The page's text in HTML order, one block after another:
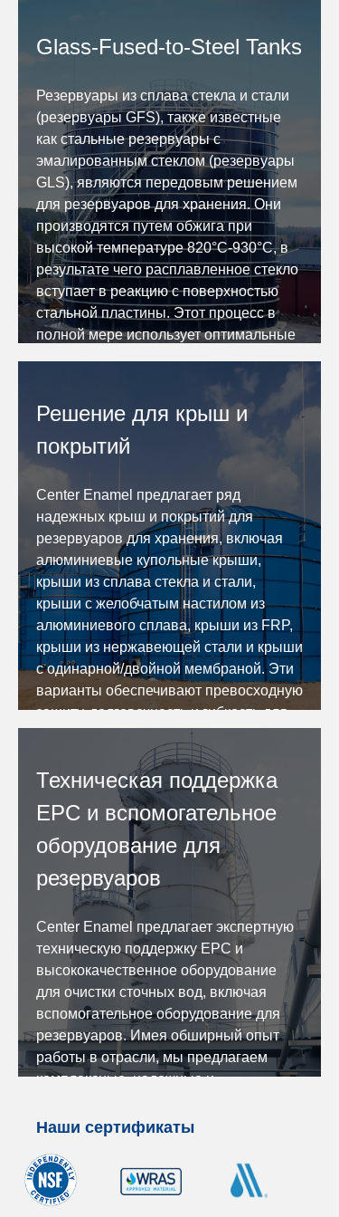
Glass-Fused-to-Steel Tanks
Резервуары из сплава стекла и стали
(резервуары GFS), также известные
как стальные резервуары с
эмалированным стеклом (резервуары
GLS), являются передовым решением
для резервуаров для хранения. Они
производятся путем обжига при
высокой температуре 820°C-930°C, в
результате чего расплавленное стекло
вступает в реакцию с поверхностью
стальной пластины. Этот процесс в
полной мере использует оптимальные
образуя прочное и устойчивое к
Решение для крыш и
покрытий
Center Enamel предлагает ряд
надежных крыш и покрытий для
резервуаров для хранения, включая
алюминиевые купольные крыши,
крыши из сплава стекла и стали,
крыши с желобчатым настилом из
алюминиевого сплава, крыши из FRP,
крыши из нержавеющей стали и крыши
с одинарной/двойной мембраной. Эти
варианты обеспечивают превосходную
защиту, долговечность и гибкость для
различных применений в сфере
Техническая поддержка
EPC и вспомогательное
оборудование для
резервуаров
Center Enamel предлагает экспертную
техническую поддержку EPC и
высококачественное оборудование
для очистки сточных вод, включая
вспомогательное оборудование для
резервуаров. Имея обширный опыт
работы в отрасли, мы предлагаем
комплексные, надежные и
оптимизируют производительность
расходы и повышают общую
эффективность. Доверьте Center
Enamel все ваши потребности в
Наши сертификаты